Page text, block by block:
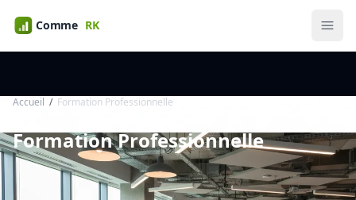
Accueil Formation Professionnelle
Formation Professionnelle